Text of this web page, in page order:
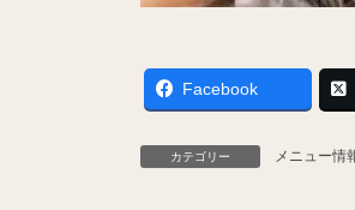
Facebook
カテゴリー メニュー情